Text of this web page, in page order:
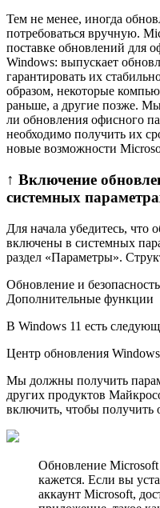
Тем не менее, иногда
потребоваться вручную.
поставке обновлений для
Windows: выпускает
гарантировать их
образом, некоторые
раньше, а другие позже.
ли обновления офисного
необходимо получить их
новые возможности
↑ Включение
системных
Для начала убедитесь, что
включены в системных
раздел «Параметры».
Обновление и
Дополнительные функции
В Windows 11 есть
Центр обновления
Мы должны получить
других продуктов
включить, чтобы получить
Обновление
кажется. Если вы
аккаунт Microsoft,